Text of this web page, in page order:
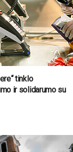
tinklo
ir solidarumo su